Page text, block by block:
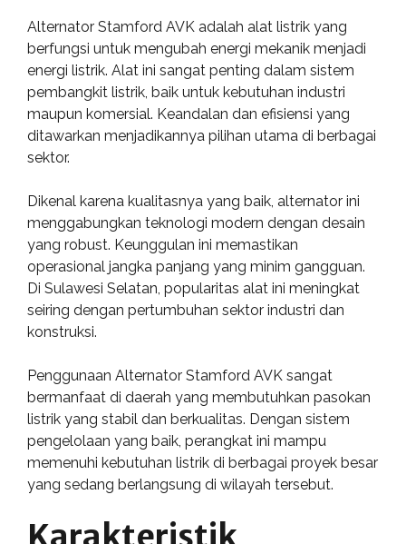
Alternator Stamford AVK adalah alat listrik yang
berfungsi untuk mengubah energi mekanik menjadi
energi listrik. Alat ini sangat penting dalam sistem
pembangkit listrik, baik untuk kebutuhan industri
maupun komersial. Keandalan dan efisiensi yang
ditawarkan menjadikannya pilihan utama di berbagai
sektor.
Dikenal karena kualitasnya yang baik, alternator ini
menggabungkan teknologi modern dengan desain
yang robust. Keunggulan ini memastikan
operasional jangka panjang yang minim gangguan.
Di Sulawesi Selatan, popularitas alat ini meningkat
seiring dengan pertumbuhan sektor industri dan
konstruksi.
Penggunaan Alternator Stamford AVK sangat
bermanfaat di daerah yang membutuhkan pasokan
listrik yang stabil dan berkualitas. Dengan sistem
pengelolaan yang baik, perangkat ini mampu
memenuhi kebutuhan listrik di berbagai proyek besar
yang sedang berlangsung di wilayah tersebut.